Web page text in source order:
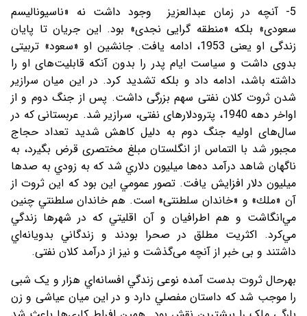
5- آنچه در زمان عبدالعزیز وجود داشت نه «ناسیونالیسم
سعودی» بلکه «منطقه گرایی نجدی» بود. این جریان تا پایان
زندگی او یعنی 1953، ادامه یافت. جانشین او «سعود» تربیتی
بدوی داشت و سیاست ایام پدر را بدون آنکه قابلیت‌های او را
داشته باشد، ادامه داد و بلکه تشدید کرد. در این میان سرازیر
شدن ثروت کلان نفتی سهم بزرگی داشت. پس از جنگ دوم و از
اواخر دهه 1940، پترودلارهای نفتی، سرازیر شد. عربستانی که در
سال‌های اولیه جنگ دوم به دلیل کاهش شدید تعداد حجاج
مجبور شد با التماس از انگلستان مبلغ مختصری قرض بگیرد، به
ناگهان شاهد درآمد ده‌ها ميليون دلاري شد كه به زودي به صدها
ميليون دلار افزايش يافت. تصور عمومي اين بود كه اين ثروت از
آن «ملك» و «خاندان سلطنتی» است. هم خاندان سلطنتي چنين
مي‌انگاشت و هم اطرافيان و آن اقليتي كه در شهرها زندگي
مي‌كرد. اكثريت مطلق در صحرا بودند و زندگاني بدويانه‌اي
داشتند و بی خبر از آنچه می‌گذشت و نیز از درآمد کلان نفتی.
بهرحال ثروت بدست آمده نوعی زندگي افسانه‌اي هزار و یک شبی
را موجب شد كه داستان مفصلي دارد و در این میان عیاشی و زن